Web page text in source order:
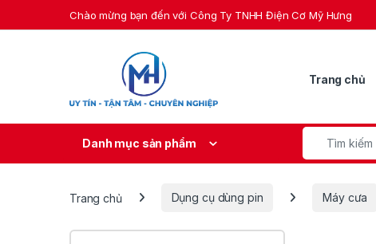
Skip to navigationChào mừng bạn đến với Công Ty TNHH Điện Cơ Mỹ Hưng
Trang chủ
Danh mục sản phẩm
Search for:
Trang chủ Dụng cụ dùng pin Máy cưa